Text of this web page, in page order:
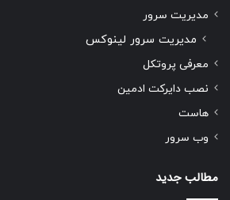
مدیریت سرور
مدیریت سرور لینوکس
معرفی پروتکل
نصب دایرکت ادمین
هاست
وب سرور
مطالب جدید